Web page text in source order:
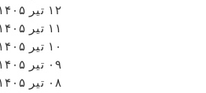
۱۲ تیر ۱۴۰۵
۱۱ تیر ۱۴۰۵
۱۰ تیر ۱۴۰۵
۰۹ تیر ۱۴۰۵
۰۸ تیر ۱۴۰۵